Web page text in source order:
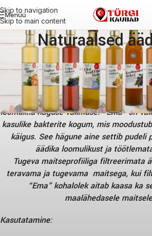
Skip to navigation
Skip to main content
Menüü
Naturaalsed
Filtreerimata äädikas säilitab tänu “ema”
loomuliku häguse välimuse. “Ema” on
kasulike bakterite kogum, mis
käigus. See hägune aine settib pudeli
äädika loomulikust ja
Tugeva maitseprofiiliga filtreerimata
teravama ja tugevama maitsega, kui
“Ema” kohalolek aitab kaasa ka
maalähedasele
Kasutatamine: